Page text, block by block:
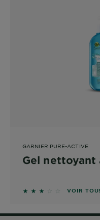
GARNIER PURE-ACTIVE
Gel nettoyant
3 sur 5 étoiles basé
VOIR